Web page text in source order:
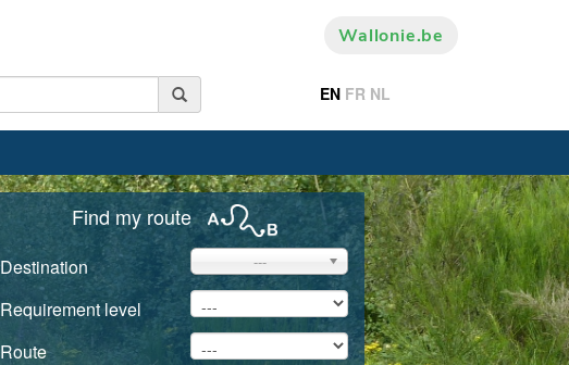
Wallonie.be
EN FR NL
Find my route
Destination ---
Requirement level
Route